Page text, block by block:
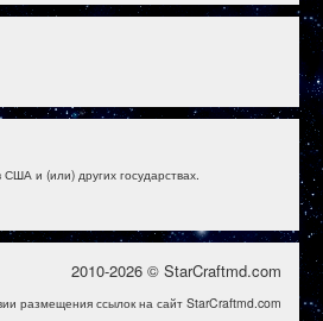
и (или) других государствах.
2010-2026 © StarCraftmd.com
размещения ссылок на сайт StarCraftmd.com